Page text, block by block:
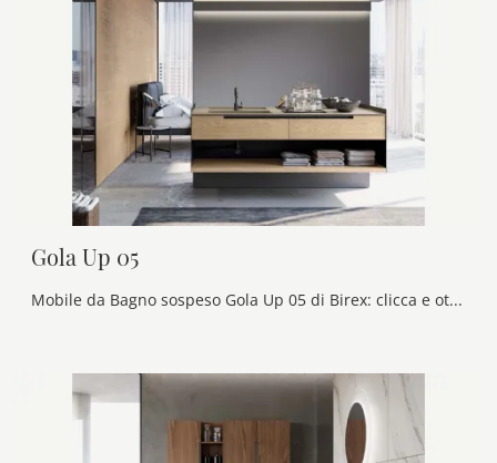
Gola Up 05
Mobile da Bagno sospeso Gola Up 05 di Birex: clicca e ottieni informazioni su mobili bagno sospesi in legno e elementi accessori dell'azienda.